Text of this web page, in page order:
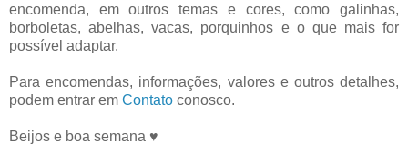
encomenda, em outros temas e cores, como galinhas,
borboletas, abelhas, vacas, porquinhos e o que mais for
possível adaptar.
Para encomendas, informações, valores e outros detalhes,
podem entrar em Contato conosco.
Beijos e boa semana ♥